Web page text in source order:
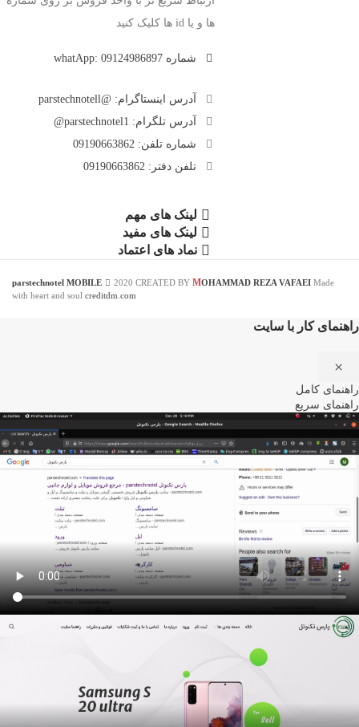
ها و یا id ها کلیک کنید
شماره whatApp: 09124986897
آدرس اینستاگرام: @parstechnotell
آدرس تلگرام: parstechnotel1@
شماره تلفن: 09190663862
تلفن دفتر: 09190663862
لینک های مهم
لینک های مفید
نماد های اعتماد
parstechnotel MOBILE 2020 CREATED BY MOHAMMAD REZA VAFAEI Made
with heart and soul creditdm.com
راهنمای کار با سایت
×
راهنمای کامل
راهنمای سریع